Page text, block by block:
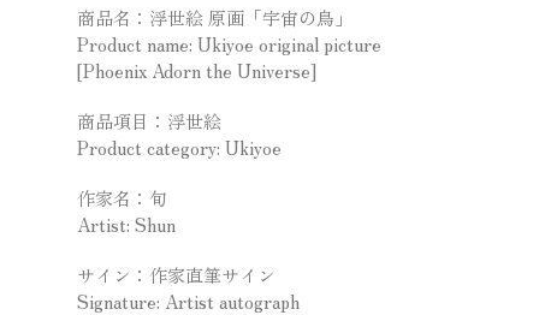
商品名：浮世絵 原画「宇宙の鳥」
Product name: Ukiyoe original picture
[Phoenix Adorn the Universe]
商品項目：浮世絵
Product category: Ukiyoe
作家名：旬
Artist: Shun
サイン：作家直筆サイン
Signature: Artist autograph